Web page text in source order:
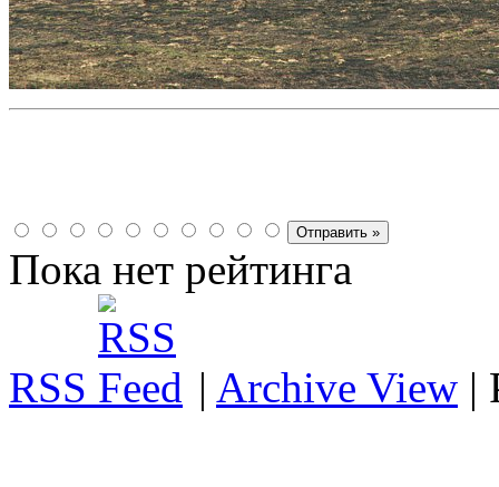
Пока нет рейтинга
RSS | Archive View |